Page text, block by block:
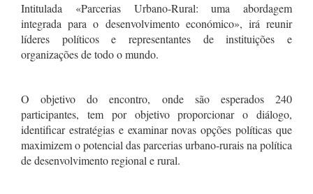
Intitulada «Parcerias Urbano-Rural: uma abordagem
integrada para o desenvolvimento económico», irá reunir
líderes políticos e representantes de instituições e
organizações de todo o mundo.
O objetivo do encontro, onde são esperados 240
participantes, tem por objetivo proporcionar o diálogo,
identificar estratégias e examinar novas opções políticas que
maximizem o potencial das parcerias urbano-rurais na política
de desenvolvimento regional e rural.